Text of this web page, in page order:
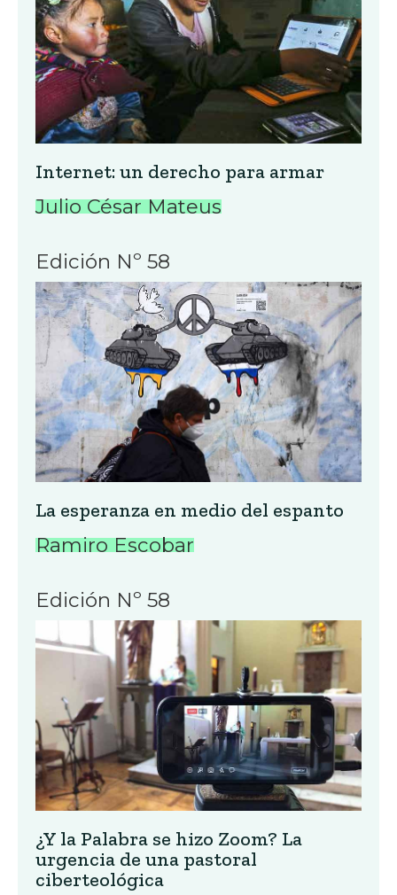
Internet: un derecho para armar
Julio César Mateus
Edición Nº 58
La esperanza en medio del espanto
Ramiro Escobar
Edición Nº 58
¿Y la Palabra se hizo Zoom? La
urgencia de una pastoral
ciberteológica